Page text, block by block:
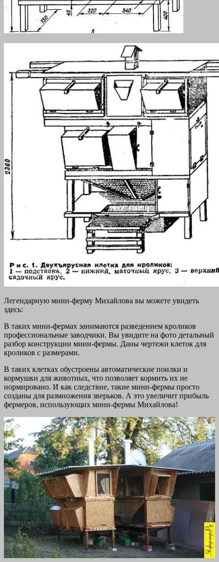
Легендарную мини-ферму Михайлова вы можете увидеть
здесь:
В таких мини-фермах занимаются разведением кроликов
профессиональные заводчики. Вы увидите на фото детальный
разбор конструкции мини-фермы. Даны чертежи клеток для
кроликов с размерами.
В таких клетках обустроены автоматические поилки и
кормушки для животных, что позволяет кормить их не
нормировано. И как следствие, такие мини-фермы просто
созданы для размножения зверьков. А это увеличит прибыль
фермеров, использующих мини-фермы Михайлова!